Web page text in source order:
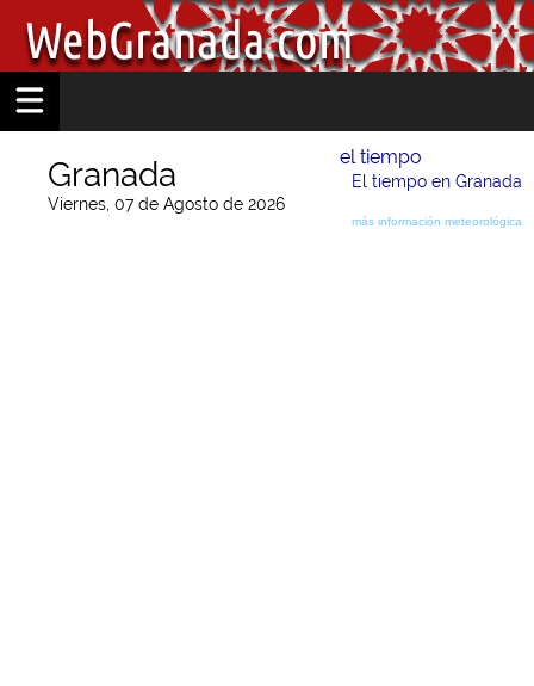
Granada
Viernes, 07 de Agosto de 2026
el tiempo
El tiempo en Granada
más información meteorológica